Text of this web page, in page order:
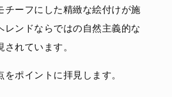
チーフにした精緻な絵付けが施
レンドならではの自然主義的な
れています。
をポイントに拝見します。